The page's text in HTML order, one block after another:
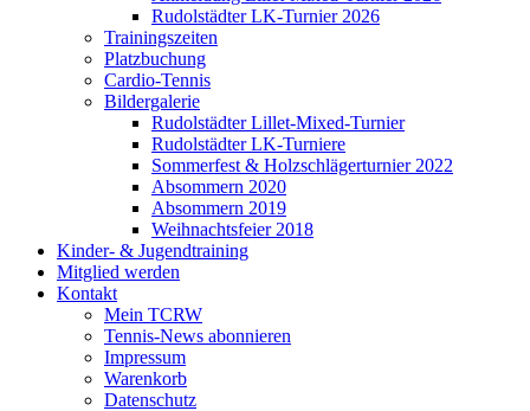
Rudolstädter LK-Turnier 2026
Trainingszeiten
Platzbuchung
Cardio-Tennis
Bildergalerie
Rudolstädter Lillet-Mixed-Turnier
Rudolstädter LK-Turniere
Sommerfest & Holzschlägerturnier 2022
Absommern 2020
Absommern 2019
Weihnachtsfeier 2018
Kinder- & Jugendtraining
Mitglied werden
Kontakt
Mein TCRW
Tennis-News abonnieren
Impressum
Warenkorb
Datenschutz